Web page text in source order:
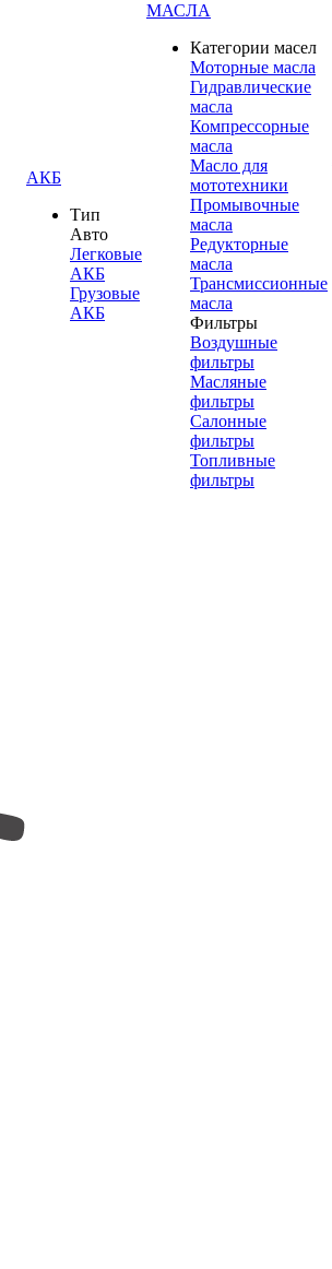
АКБ
Тип
Авто
Легковые
АКБ
Грузовые
АКБ
МАСЛА
Категории масел
Моторные масла
Гидравлические
масла
Компрессорные
масла
Масло для
мототехники
Промывочные
масла
Редукторные
масла
Трансмиссионные
масла
Фильтры
Воздушные
фильтры
Масляные
фильтры
Салонные
фильтры
Топливные
фильтры